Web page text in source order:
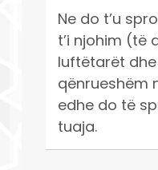
Ne do t’u
t’i njohim (të
luftëtarët
qënrueshëm
edhe do të
tuaja.